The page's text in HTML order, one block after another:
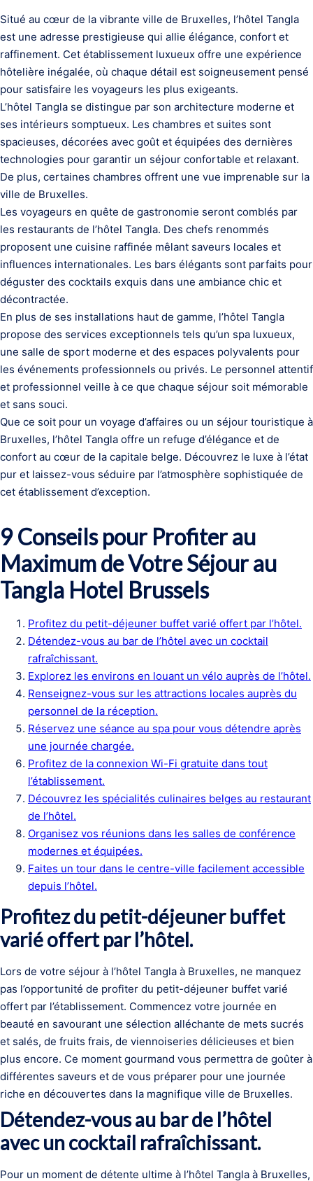
Situé au cœur de la vibrante ville de Bruxelles, l’hôtel Tangla
est une adresse prestigieuse qui allie élégance, confort et
raffinement. Cet établissement luxueux offre une expérience
hôtelière inégalée, où chaque détail est soigneusement pensé
pour satisfaire les voyageurs les plus exigeants.
L’hôtel Tangla se distingue par son architecture moderne et
ses intérieurs somptueux. Les chambres et suites sont
spacieuses, décorées avec goût et équipées des dernières
technologies pour garantir un séjour confortable et relaxant.
De plus, certaines chambres offrent une vue imprenable sur la
ville de Bruxelles.
Les voyageurs en quête de gastronomie seront comblés par
les restaurants de l’hôtel Tangla. Des chefs renommés
proposent une cuisine raffinée mêlant saveurs locales et
influences internationales. Les bars élégants sont parfaits pour
déguster des cocktails exquis dans une ambiance chic et
décontractée.
En plus de ses installations haut de gamme, l’hôtel Tangla
propose des services exceptionnels tels qu’un spa luxueux,
une salle de sport moderne et des espaces polyvalents pour
les événements professionnels ou privés. Le personnel attentif
et professionnel veille à ce que chaque séjour soit mémorable
et sans souci.
Que ce soit pour un voyage d’affaires ou un séjour touristique à
Bruxelles, l’hôtel Tangla offre un refuge d’élégance et de
confort au cœur de la capitale belge. Découvrez le luxe à l’état
pur et laissez-vous séduire par l’atmosphère sophistiquée de
cet établissement d’exception.
9 Conseils pour Profiter au
Maximum de Votre Séjour au
Tangla Hotel Brussels
Profitez du petit-déjeuner buffet varié offert par l’hôtel.
Détendez-vous au bar de l’hôtel avec un cocktail
rafraîchissant.
Explorez les environs en louant un vélo auprès de l’hôtel.
Renseignez-vous sur les attractions locales auprès du
personnel de la réception.
Réservez une séance au spa pour vous détendre après
une journée chargée.
Profitez de la connexion Wi-Fi gratuite dans tout
l’établissement.
Découvrez les spécialités culinaires belges au restaurant
de l’hôtel.
Organisez vos réunions dans les salles de conférence
modernes et équipées.
Faites un tour dans le centre-ville facilement accessible
depuis l’hôtel.
Profitez du petit-déjeuner buffet
varié offert par l’hôtel.
Lors de votre séjour à l’hôtel Tangla à Bruxelles, ne manquez
pas l’opportunité de profiter du petit-déjeuner buffet varié
offert par l’établissement. Commencez votre journée en
beauté en savourant une sélection alléchante de mets sucrés
et salés, de fruits frais, de viennoiseries délicieuses et bien
plus encore. Ce moment gourmand vous permettra de goûter à
différentes saveurs et de vous préparer pour une journée
riche en découvertes dans la magnifique ville de Bruxelles.
Détendez-vous au bar de l’hôtel
avec un cocktail rafraîchissant.
Pour un moment de détente ultime à l’hôtel Tangla à Bruxelles,